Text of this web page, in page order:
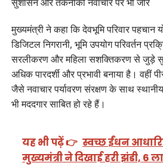
मुख्यमंत्री ने कहा कि देवभूमि परिवार पहचान
डिजिटल निगरानी, भूमि उपयोग परिवर्तन
सरलीकरण और महिला सशक्तिकरण से जुड़े
अधिक पारदर्शी और प्रभावी बनाया है। वहीं
जैसे नवाचार पर्यावरण संरक्षण के साथ
भी मददगार साबित हो रहे हैं।
यह भी पढ़ें 👉 स्वच्छ ईंधन
मुख्यमंत्री ने दिखाई हरी झंडी, 6